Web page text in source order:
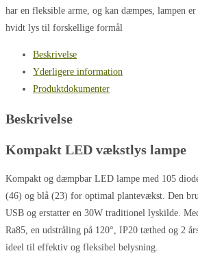
har en fleksible arme, og kan dæmpes, lampen
hvidt lys til forskellige formål
Beskrivelse
Yderligere information
Produktdokumenter
Beskrivelse
Kompakt LED vækstlys lampe
Kompakt og dæmpbar LED lampe med 105
(46) og blå (23) for optimal plantevækst. Den
USB og erstatter en 30W traditionel lyskilde.
Ra85, en udstråling på 120°, IP20 tæthed og 2
ideel til effektiv og fleksibel belysning.